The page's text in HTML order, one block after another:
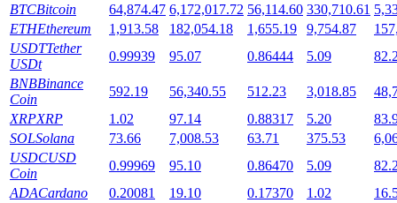
Launchpool
Elastyczne stawianie zakładów, aby zarabiać na popularnych
BTCBitcoin 64,874.47 6,172,017.72 56,114.60 330,710.61
ETHEthereum 1,913.58 182,054.18 1,655.19 9,754.87
USDTTether
USDt
0.99939 95.07 0.86444 5.09
BNBBinance
Coin
592.19 56,340.55 512.23 3,018.85
XRPXRP 1.02 97.14 0.88317 5.20
SOLSolana 73.66 7,008.53 63.71 375.53
USDCUSD
Coin
0.99969 95.10 0.86470 5.09
ADACardano 0.20081 19.10 0.17370 1.02